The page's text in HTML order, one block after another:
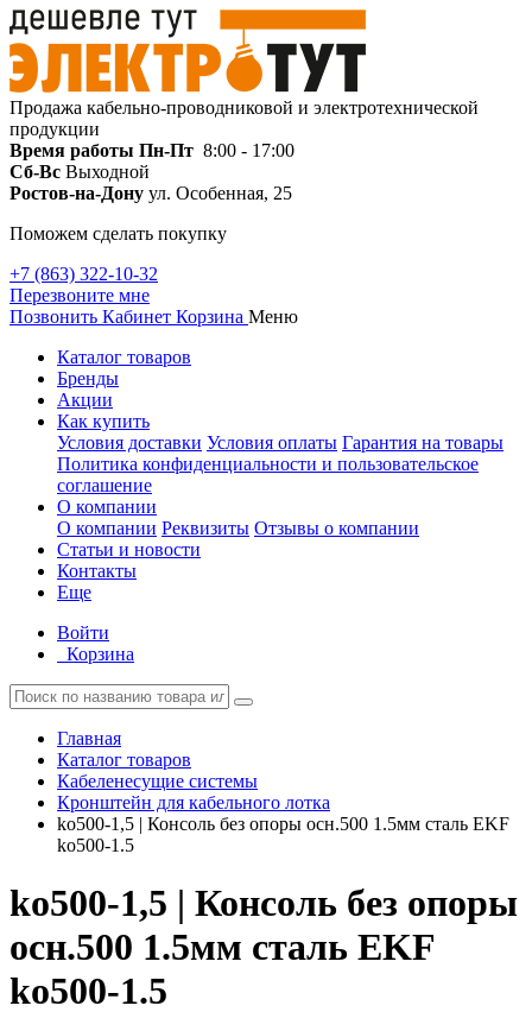
Продажа кабельно-проводниковой и электротехнической
продукции
Время работы Пн-Пт 8:00 - 17:00
Сб-Вс Выходной
Ростов-на-Дону ул. Особенная, 25
Поможем сделать покупку
+7 (863) 322-10-32
Перезвоните мне
Позвонить Кабинет Корзина Меню
Каталог товаров
Бренды
Акции
Как купить
Условия доставки Условия оплаты Гарантия на товары
Политика конфиденциальности и пользовательское
соглашение
О компании
О компании Реквизиты Отзывы о компании
Статьи и новости
Контакты
Еще
Войти
Корзина
Главная
Каталог товаров
Кабеленесущие системы
Кронштейн для кабельного лотка
ko500-1,5 | Консоль без опоры осн.500 1.5мм сталь EKF
ko500-1.5
ko500-1,5 | Консоль без опоры
осн.500 1.5мм сталь EKF
ko500-1.5